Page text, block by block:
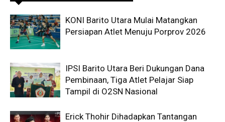
KONI Barito Utara Mulai Matangkan
Persiapan Atlet Menuju Porprov 2026
IPSI Barito Utara Beri Dukungan Dana
Pembinaan, Tiga Atlet Pelajar Siap
Tampil di O2SN Nasional
Erick Thohir Dihadapkan Tantangan